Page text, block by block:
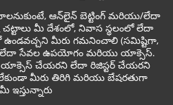
ఆన్‌లైన్ బెట్టింగ్ మరియు/లేదా
చట్టాలు మీ దేశంలో, నివాస స్థలంలో లేదా
ఉండవచ్చని మీరు గమనించాలి (సమిష్టిగా,
లేదా సేవల ఉపయోగం మరియు యాక్సెస్.
చేయరని లేదా రిజిస్టర్ చేయరని
మీరు తిరిగి మరియు బేషరతుగా
ఇస్తున్నారు